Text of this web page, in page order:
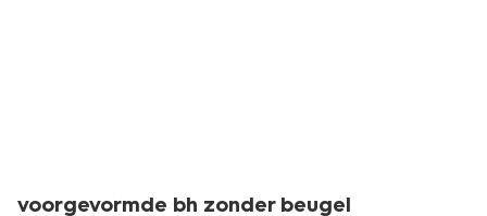
voorgevormde bh zonder beugel